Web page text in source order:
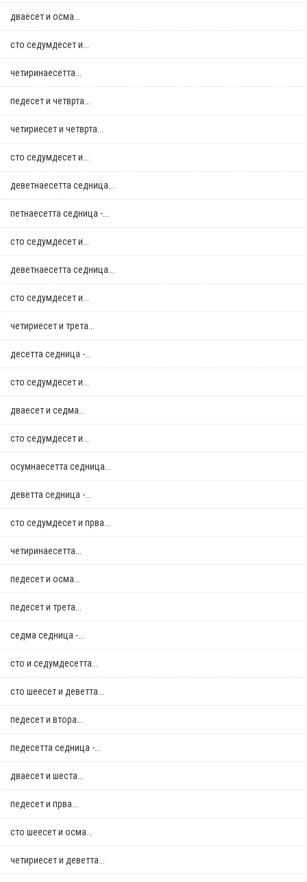
дваесет и осма...
сто седумдесет и...
четиринаесетта...
педесет и четврта...
четириесет и четврта...
сто седумдесет и...
деветнаесетта седница...
петнаесетта седница -...
сто седумдесет и...
деветнаесетта седница...
сто седумдесет и...
четириесет и трета...
десетта седница -...
сто седумдесет и...
дваесет и седма...
сто седумдесет и...
осумнaесетта седница...
деветта седница -...
сто седумдесет и прва...
четиринаесетта...
педесет и осма...
педесет и трета...
седма седница -...
сто и седумдесетта...
сто шеесет и деветта...
педесет и втора...
педесетта седница -...
дваесет и шеста...
педесет и прва...
сто шеесет и осма...
четириесет и деветта...